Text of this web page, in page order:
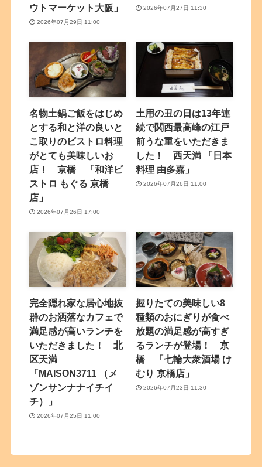
ウトマーケット大阪」
2026年07月29日 11:00
2026年07月27日 11:30
名物土鍋ご飯をはじめ
とする和と洋の良いと
こ取りのビストロ料理
がとても美味しいお
店！ 京橋 「和洋ビ
ストロ もぐる 京橋
店」
2026年07月26日 17:00
土用の丑の日は13年連
続で関西最高峰の江戸
前うな重をいただきま
した！ 西天満 「日本
料理 由多嘉」
2026年07月26日 11:00
完全隠れ家な居心地抜
群のお洒落なカフェで
満足感が高いランチを
いただきました！ 北
区天満
「MAISON3711 （メ
ゾンサンナナイチイ
チ）」
2026年07月25日 11:00
握りたての美味しい8
種類のおにぎりが食べ
放題の満足感が高すぎ
るランチが登場！ 京
橋 「七輪大衆酒場 け
むり 京橋店」
2026年07月23日 11:30